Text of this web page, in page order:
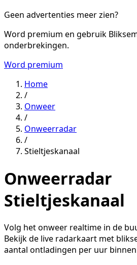
Geen advertenties meer zien?
Word premium en gebruik
onderbrekingen.
Word premium
Home
/
Onweer
/
Onweerradar
/
Stieltjeskanaal
Onweerradar
Stieltjeskanaal
Volg het onweer realtime in de
Bekijk de live radarkaart met
aantal ontladingen per uur